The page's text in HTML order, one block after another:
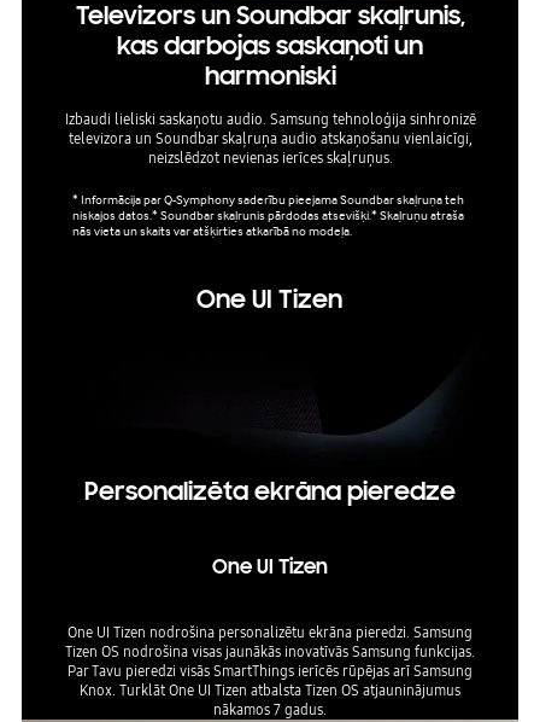
Televizors un Soundbar skaļrunis,
kas darbojas saskaņoti un
harmoniski
Izbaudi lieliski saskaņotu audio. Samsung tehnoloģija sinhronizē
televizora un Soundbar skaļruņa audio atskaņošanu vienlaicīgi,
neizslēdzot nevienas ierīces skaļruņus.
* Informācija par Q-Symphony saderību pieejama Soundbar skaļruņa teh
niskajos datos.* Soundbar skaļrunis pārdodas atsevišķi.* Skaļruņu atraša
nās vieta un skaits var atšķirties atkarībā no modeļa.
One UI Tizen
Personalizēta ekrāna pieredze
One UI Tizen
One UI Tizen nodrošina personalizētu ekrāna pieredzi. Samsung
Tizen OS nodrošina visas jaunākās inovatīvās Samsung funkcijas.
Par Tavu pieredzi visās SmartThings ierīcēs rūpējas arī Samsung
Knox. Turklāt One UI Tizen atbalsta Tizen OS atjauninājumus
nākamos 7 gadus.